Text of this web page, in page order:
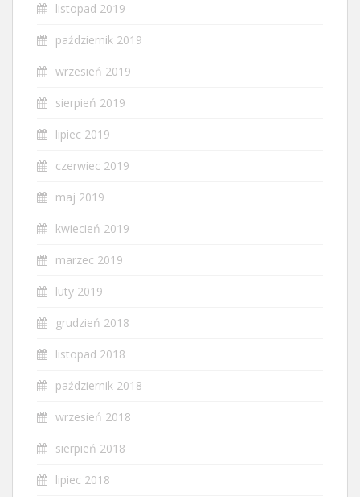
listopad 2019
październik 2019
wrzesień 2019
sierpień 2019
lipiec 2019
czerwiec 2019
maj 2019
kwiecień 2019
marzec 2019
luty 2019
grudzień 2018
listopad 2018
październik 2018
wrzesień 2018
sierpień 2018
lipiec 2018